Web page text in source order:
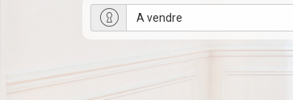
A vendre